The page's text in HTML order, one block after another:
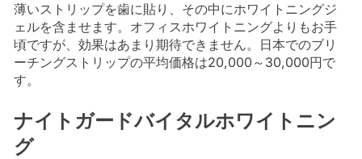
薄いストリップを歯に貼り、その中にホワイトニングジ
ェルを含ませます。オフィスホワイトニングよりもお手
頃ですが、効果はあまり期待できません。日本でのブリ
ーチングストリップの平均価格は20,000～30,000円で
す。
ナイトガードバイタルホワイトニン
グ